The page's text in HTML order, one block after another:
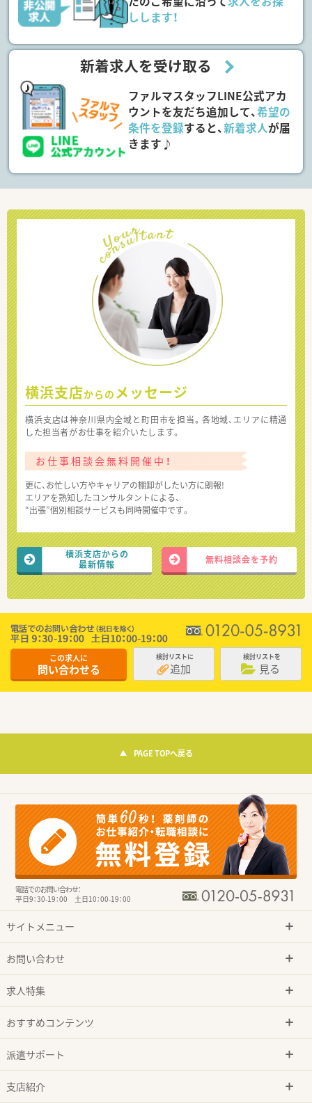
しします！
新着求人を受け取る
ファルマスタッフLINE公式アカ
ウントを友だち追加して、希望の
条件を登録すると、新着求人が届
きます♪
横浜支店からの メッセージ
横浜支店は神奈川県内全域と町田市を担当。各地域、エリアに精通
した担当者がお仕事を紹介いたします。
お仕事相談会無料開催中！
更に、お忙しい方やキャリアの棚卸がしたい方に朗報!
エリアを熟知したコンサルタントによる、
“出張”個別相談サービスも同時開催中です。
横浜支店からの
最新情報
無料相談会を予約
この求人に
問い合わせる
検討リストに
追加
検討リストを
見る
PAGE TOPへ戻る
電話でのお問い合わせ：
平日9：30-19：00 土日10：00-19：00
サイトメニュー
お問い合わせ
求人特集
おすすめコンテンツ
派遣サポート
支店紹介